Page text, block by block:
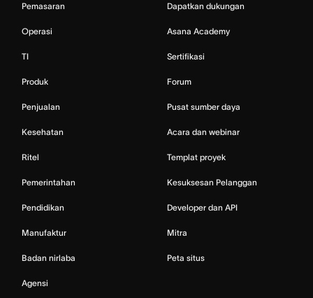
Pemasaran
Operasi
TI
Produk
Penjualan
Kesehatan
Ritel
Pemerintahan
Pendidikan
Manufaktur
Badan nirlaba
Agensi
Dapatkan dukungan
Asana Academy
Sertifikasi
Forum
Pusat sumber daya
Acara dan webinar
Templat proyek
Kesuksesan Pelanggan
Developer dan API
Mitra
Peta situs